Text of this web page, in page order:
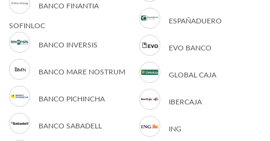
BANCO FINANTIA
SOFINLOC
BANCO INVERSIS
BANCO MARE NOSTRUM
BANCO PICHINCHA
BANCO SABADELL
ESPAÑADUERO
EVO BANCO
GLOBAL CAJA
IBERCAJA
ING